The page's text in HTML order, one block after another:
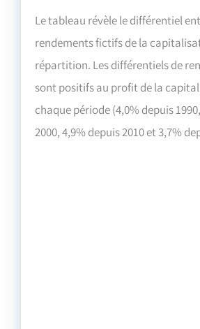
Le tableau révèle le différentiel
rendements fictifs de la
répartition. Les différentiels de
sont positifs au profit de la
chaque période (4,0% depuis
2000, 4,9% depuis 2010 et 3,7%